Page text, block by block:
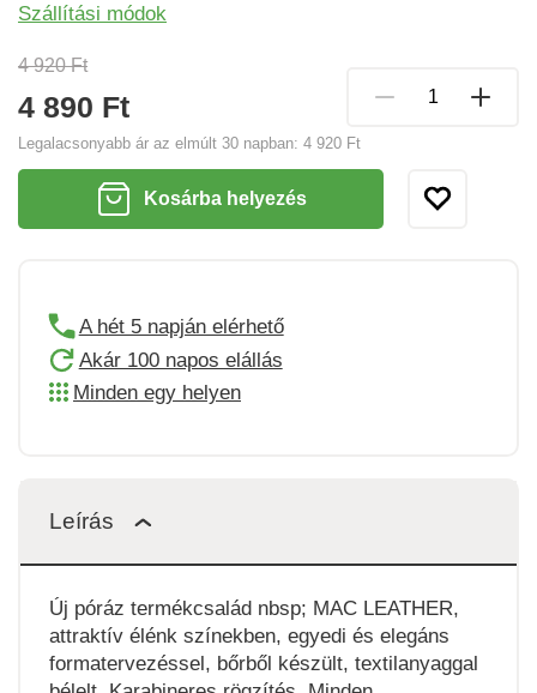
4 920 Ft
4 890 Ft
Legalacsonyabb ár az elmúlt 30 napban: 4 920 Ft
Szállítási módok
Kosárba helyezés
A hét 5 napján elérhető
Akár 100 napos elállás
Minden egy helyen
Leírás
Új póráz termékcsalád nbsp; MAC LEATHER,
attraktív élénk színekben, egyedi és elegáns
formatervezéssel, bőrből készült, textilanyaggal